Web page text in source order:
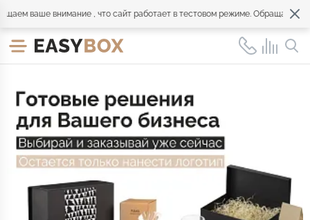
внимание , что сайт работает в тестовом режиме. Обращайтесь по всем